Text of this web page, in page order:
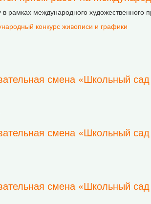
в рамках международного художественного
конкурс живописи и графики
смена «Школьный
смена «Школьный
смена «Школьный